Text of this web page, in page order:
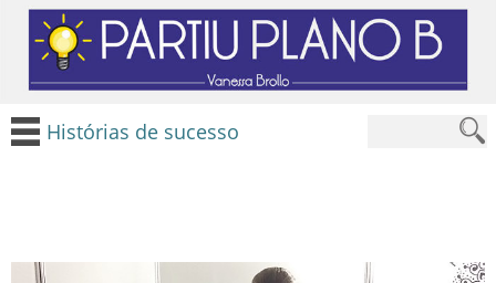
Histórias de sucesso